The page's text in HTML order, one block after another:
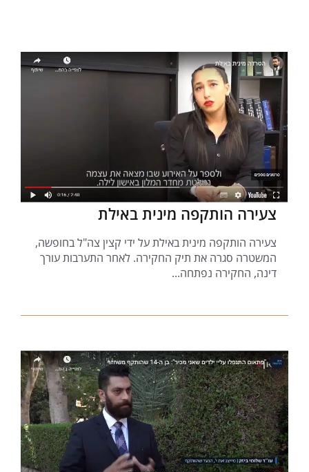
צעירה הותקפה מינית באילת
צעירה הותקפה מינית באילת על ידי קצין צה"ל בחופשה,
המשטרה סגרה את תיק החקירה. לאחר התערבות עורך
דינה, החקירה נפתחה...